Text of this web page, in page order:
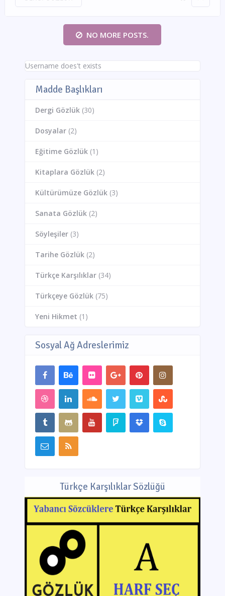
NO MORE POSTS.
Username does't exists
Madde Başlıkları
Dergi Gözlük(30)
Dosyalar(2)
Eğitime Gözlük(1)
Kitaplara Gözlük(2)
Kültürümüze Gözlük(3)
Sanata Gözlük(2)
Söyleşiler(3)
Tarihe Gözlük(2)
Türkçe Karşılıklar(34)
Türkçeye Gözlük(75)
Yeni Hikmet (1)
Sosyal Ağ Adreslerimiz
Türkçe Karşılıklar Sözlüğü